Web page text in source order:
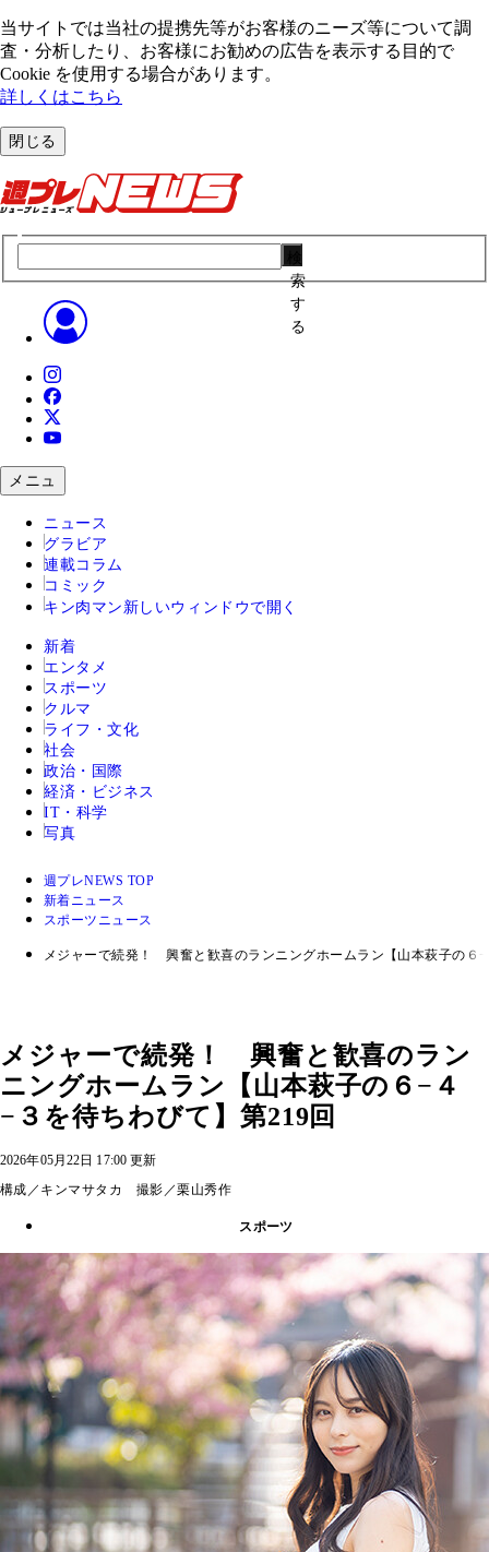
当サイトでは当社の提携先等がお客様のニーズ等について調
査・分析したり、お客様にお勧めの広告を表⽰する⽬的で
Cookie を使⽤する場合があります。
詳しくはこちら
閉じる
索
す
る
メニュ
ニュース
グラビア
連載コラム
コミック
キン肉マン 新しいウィンドウで開く
新着
エンタメ
スポーツ
クルマ
ライフ・文化
社会
政治・国際
経済・ビジネス
IT・科学
写真
週プレNEWS TOP
新着ニュース
スポーツニュース
メジャーで続発！ 興奮と歓喜のランニングホームラン【山本萩子の６
メジャーで続発！ 興奮と歓喜のラン
ニングホームラン【山本萩子の６−４
−３を待ちわびて】第219回
2026年05月22日 17:00 更新
構成／キンマサタカ 撮影／栗山秀作
スポーツ